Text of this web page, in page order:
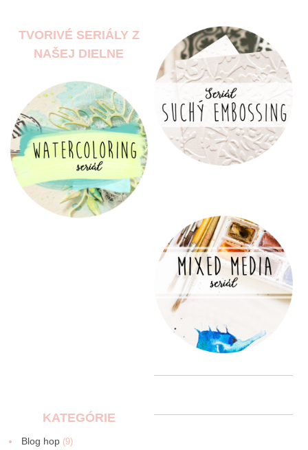
TVORIVÉ SERIÁLY Z
NAŠEJ DIELNE
KATEGÓRIE
Blog hop (9)